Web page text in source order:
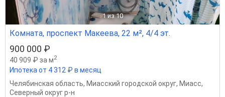
1 из 10
Комната, проспект Макеева, 22 м², 4/4 эт.
900 000 ₽
40 909 ₽ за м2
Ипотека от 4 312 ₽ в месяц
Челябинская область, Миасский городской округ, Миасс,
Северный округ р-н